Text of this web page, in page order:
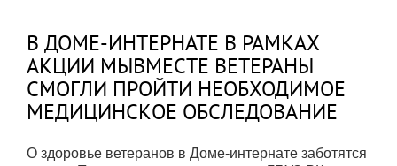
В ДОМЕ-ИНТЕРНАТЕ В РАМКАХ
АКЦИИ МЫВМЕСТЕ ВЕТЕРАНЫ
СМОГЛИ ПРОЙТИ НЕОБХОДИМОЕ
МЕДИЦИНСКОЕ ОБСЛЕДОВАНИЕ
О здоровье ветеранов в Доме-интернате заботятся